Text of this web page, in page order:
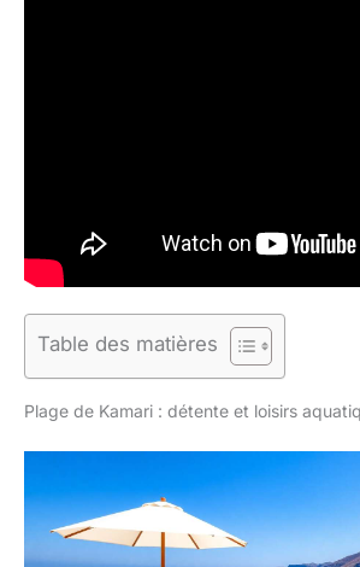
Table des matières
Plage de Kamari : détente et loisirs